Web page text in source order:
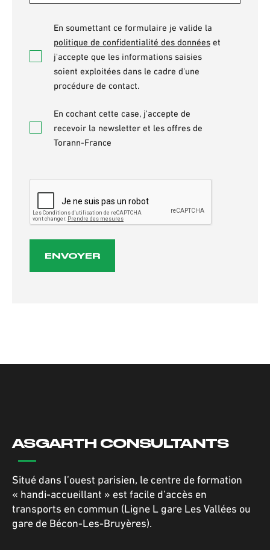
En soumettant ce formulaire je valide la
politique de confidentialité des donnéeset
j'accepte que les informations saisies
soient exploitées dans le cadre d'une
procédure de contact.
En cochant cette case, j'accepte de
recevoir la newsletter et les offres de
Torann-France
CAPTCHA
ASGARTH CONSULTANTS
Situé dans l’ouest parisien, le centre de formation
« handi-accueillant » est facile d’accès en
transports en commun (Ligne L gare Les Vallées ou
gare de Bécon-Les-Bruyères).